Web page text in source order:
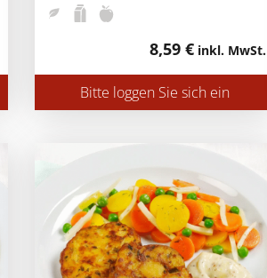
8,59 € inkl. MwSt.
Bitte loggen Sie sich ein